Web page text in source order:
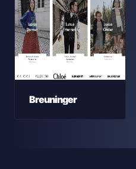
Breuninger